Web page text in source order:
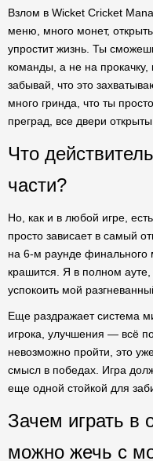
Взлом в Wicket Cricket
меню, много монет,
упростит жизнь. Ты
команды, а не на
забывай, что это
много гринда, что ты
преград, все двери
Что
части?
Но, как и в любой игре,
просто зависает в самый
на 6-м раунде финального
крашится. Я в полном
успокоить мой
Еще раздражает система
игрока, улучшения — всё
невозможно пройти, это
смысл в победах. Игра
еще одной стойкой для
Зачем играть в
можно жечь с